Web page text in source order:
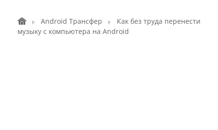
Android Трансфер
Как без труда перенести
музыку с компьютера на Android